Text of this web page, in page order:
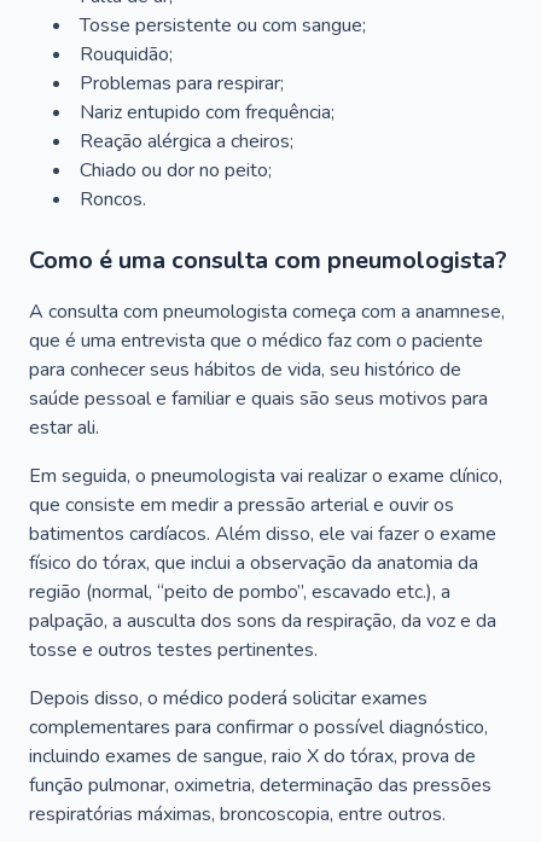
Tosse persistente ou com sangue;
Rouquidão;
Problemas para respirar;
Nariz entupido com frequência;
Reação alérgica a cheiros;
Chiado ou dor no peito;
Roncos.
Como é uma consulta com pneumologista?
A consulta com pneumologista começa com a anamnese,
que é uma entrevista que o médico faz com o paciente
para conhecer seus hábitos de vida, seu histórico de
saúde pessoal e familiar e quais são seus motivos para
estar ali.
Em seguida, o pneumologista vai realizar o exame clínico,
que consiste em medir a pressão arterial e ouvir os
batimentos cardíacos. Além disso, ele vai fazer o exame
físico do tórax, que inclui a observação da anatomia da
região (normal, “peito de pombo”, escavado etc.), a
palpação, a ausculta dos sons da respiração, da voz e da
tosse e outros testes pertinentes.
Depois disso, o médico poderá solicitar exames
complementares para confirmar o possível diagnóstico,
incluindo exames de sangue, raio X do tórax, prova de
função pulmonar, oximetria, determinação das pressões
respiratórias máximas, broncoscopia, entre outros.